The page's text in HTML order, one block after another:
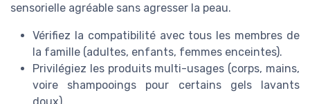
sensorielle agréable sans agresser la peau.
Vérifiez la compatibilité avec tous les membres de
la famille (adultes, enfants, femmes enceintes).
Privilégiez les produits multi-usages (corps, mains,
voire shampooings pour certains gels lavants
doux).